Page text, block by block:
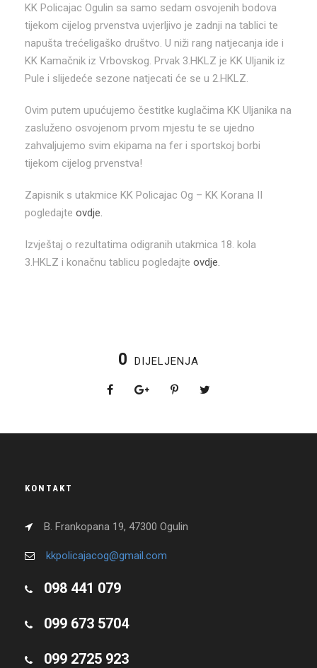
KK Policajac Ogulin sa samo sedam osvojenih bodova
tijekom cijelog prvenstva uvjerljivo je zadnji na tablici te
napušta trećeligaško društvo. U niži rang natjecanja ide i
KK Kamačnik iz Vrbovskog. Prvak 3.HKLZ je KK Uljanik iz
Pule i slijedeće sezone natjecati će se u 2.HKLZ.
Ovim putem upućujemo čestitke kuglačima KK Uljanika na
zasluženo osvojenom prvom mjestu te se ujedno
zahvaljujemo svim ekipama na fer i sportskoj borbi
tijekom cijelog prvenstva!
Zapisnik s utakmice KK Policajac Og – KK Korana II
pogledajte ovdje.
Izvještaj o rezultatima odigranih utakmica 18. kola
3.HKLZ i konačnu tablicu pogledajte ovdje.
0 DIJELJENJA
KONTAKT
B. Frankopana 19, 47300 Ogulin
kkpolicajacog@gmail.com
098 441 079
099 673 5704
099 2725 923